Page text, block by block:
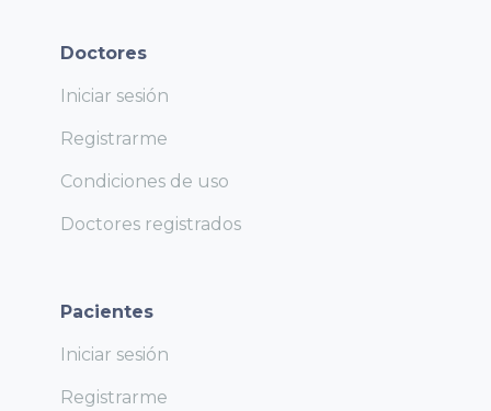
Doctores
Iniciar sesión
Registrarme
Condiciones de uso
Doctores registrados
Pacientes
Iniciar sesión
Registrarme